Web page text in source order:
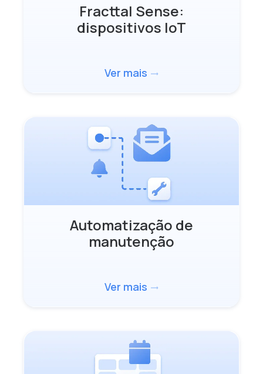
Fracttal Sense:
dispositivos IoT
Ver mais trending_flat
Automatização de
manutenção
Ver mais trending_flat